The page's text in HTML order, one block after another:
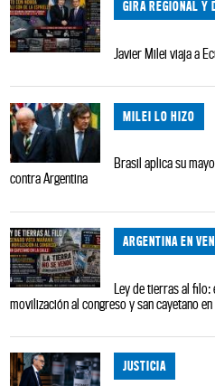
GIRA REGIONAL Y
Javier Milei viaja a
MILEI LO HIZO
Brasil aplica su
contra Argentina
ARGENTINA EN
Ley de tierras al filo:
movilización al congreso y san cayetano en
JUSTICIA